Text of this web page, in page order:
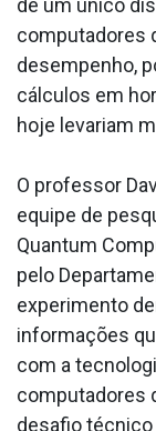
de um único
computadores
desempenho,
cálculos em
hoje levariam
O professor
equipe de
Quantum
pelo
experimento
informações
com a
computadores
desafio